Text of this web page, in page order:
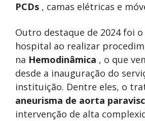
PCDs , camas elétricas e
Outro destaque de 2024 foi
hospital ao realizar
na Hemodinâmica , o que
desde a inauguração do
instituição. Dentre eles, o
aneurisma de aorta
intervenção de alta